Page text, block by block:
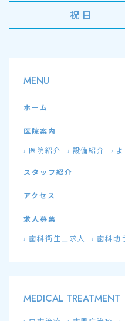
祝日
MENU
ホーム
医院案内
医院紹介
設備紹介
スタッフ紹介
アクセス
求人募集
歯科衛生士求人
歯科助
MEDICAL TREATMENT